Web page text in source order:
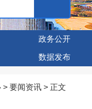
政务公开
数据发布
> 要闻资讯 > 正文